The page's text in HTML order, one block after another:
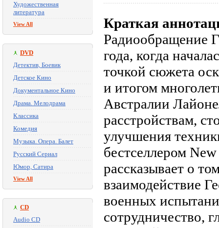
Художественная
литература
View All
DVD
Детектив, Боевик
Детское Кино
Документальное Кино
Драма. Мелодрама
Классика
Комедия
Музыка. Опера. Балет
Русский Сериал
Юмор, Сатира
View All
CD
Audio CD
Краткая
Радиообращение
года, когда
точкой сюжета
и итогом
Австралии
расстройствам,
улучшения
бестселлером
рассказывает о
взаимодействие
военных
сотрудничество,